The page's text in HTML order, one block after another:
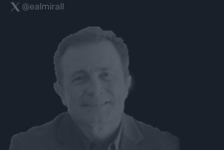
@ealmirall